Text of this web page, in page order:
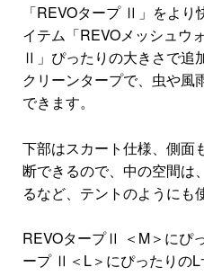
「REVOタープ Ⅱ」をよ
イテム「REVOメッシュウ
Ⅱ」ぴったりの大きさで追
クリーンタープで、虫や風
できます。
下部はスカート仕様、側面
断できるので、中の空間は
るなど、テントのようにも
REVOタープⅡ ＜M＞にぴ
ープ Ⅱ＜L＞にぴったりの